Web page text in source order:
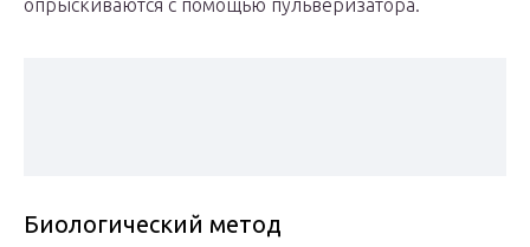
опрыскиваются с помощью пульверизатора.
Биологический метод